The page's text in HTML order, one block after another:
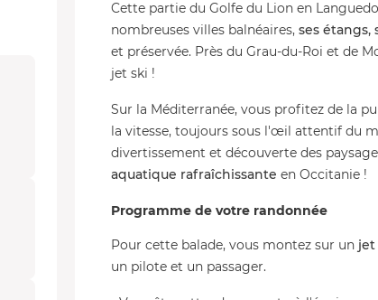
Cette partie du Golfe du Lion en
nombreuses villes balnéaires, ses étangs,
et préservée. Près du Grau-du-Roi et de
jet ski !
Sur la Méditerranée, vous profitez de la
la vitesse, toujours sous l'œil attentif du
divertissement et découverte des
aquatique rafraîchissante en Occitanie !
Programme de votre randonnée
Pour cette balade, vous montez sur un jet
un pilote et un passager.